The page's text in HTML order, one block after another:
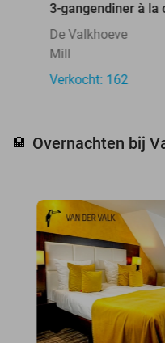
3-gangendiner à la
De Valkhoeve
Mill
Verkocht: 162
🏨 Overnachten bij